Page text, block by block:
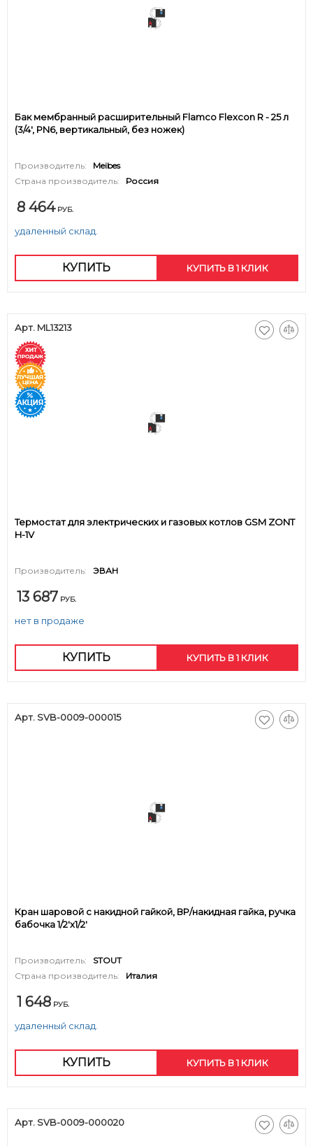
Бак мембранный расширительный Flamco Flexcon R - 25 л
(3/4', PN6, вертикальный, без ножек)
Производитель:
Meibes
Страна производитель:
Россия
8 464 РУБ.
удаленный склад.
КУПИТЬ КУПИТЬ В 1 КЛИК
Арт. ML13213
Термостат для электрических и газовых котлов GSM ZONT
H-1V
Производитель: ЭВАН
13 687 РУБ.
нет в продаже
КУПИТЬ КУПИТЬ В 1 КЛИК
Арт. SVB-0009-000015
Кран шаровой с накидной гайкой, ВР/накидная гайка, ручка
бабочка 1/2'x1/2'
Производитель:
STOUT
Страна производитель:
Италия
1 648 РУБ.
удаленный склад.
КУПИТЬ КУПИТЬ В 1 КЛИК
Арт. SVB-0009-000020